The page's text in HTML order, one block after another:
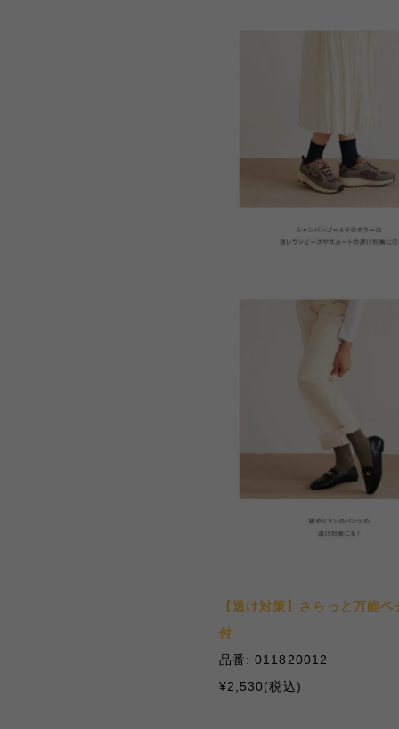
【透け対策】さらっと万能
付
品番: 011820012
¥2,530(税込)